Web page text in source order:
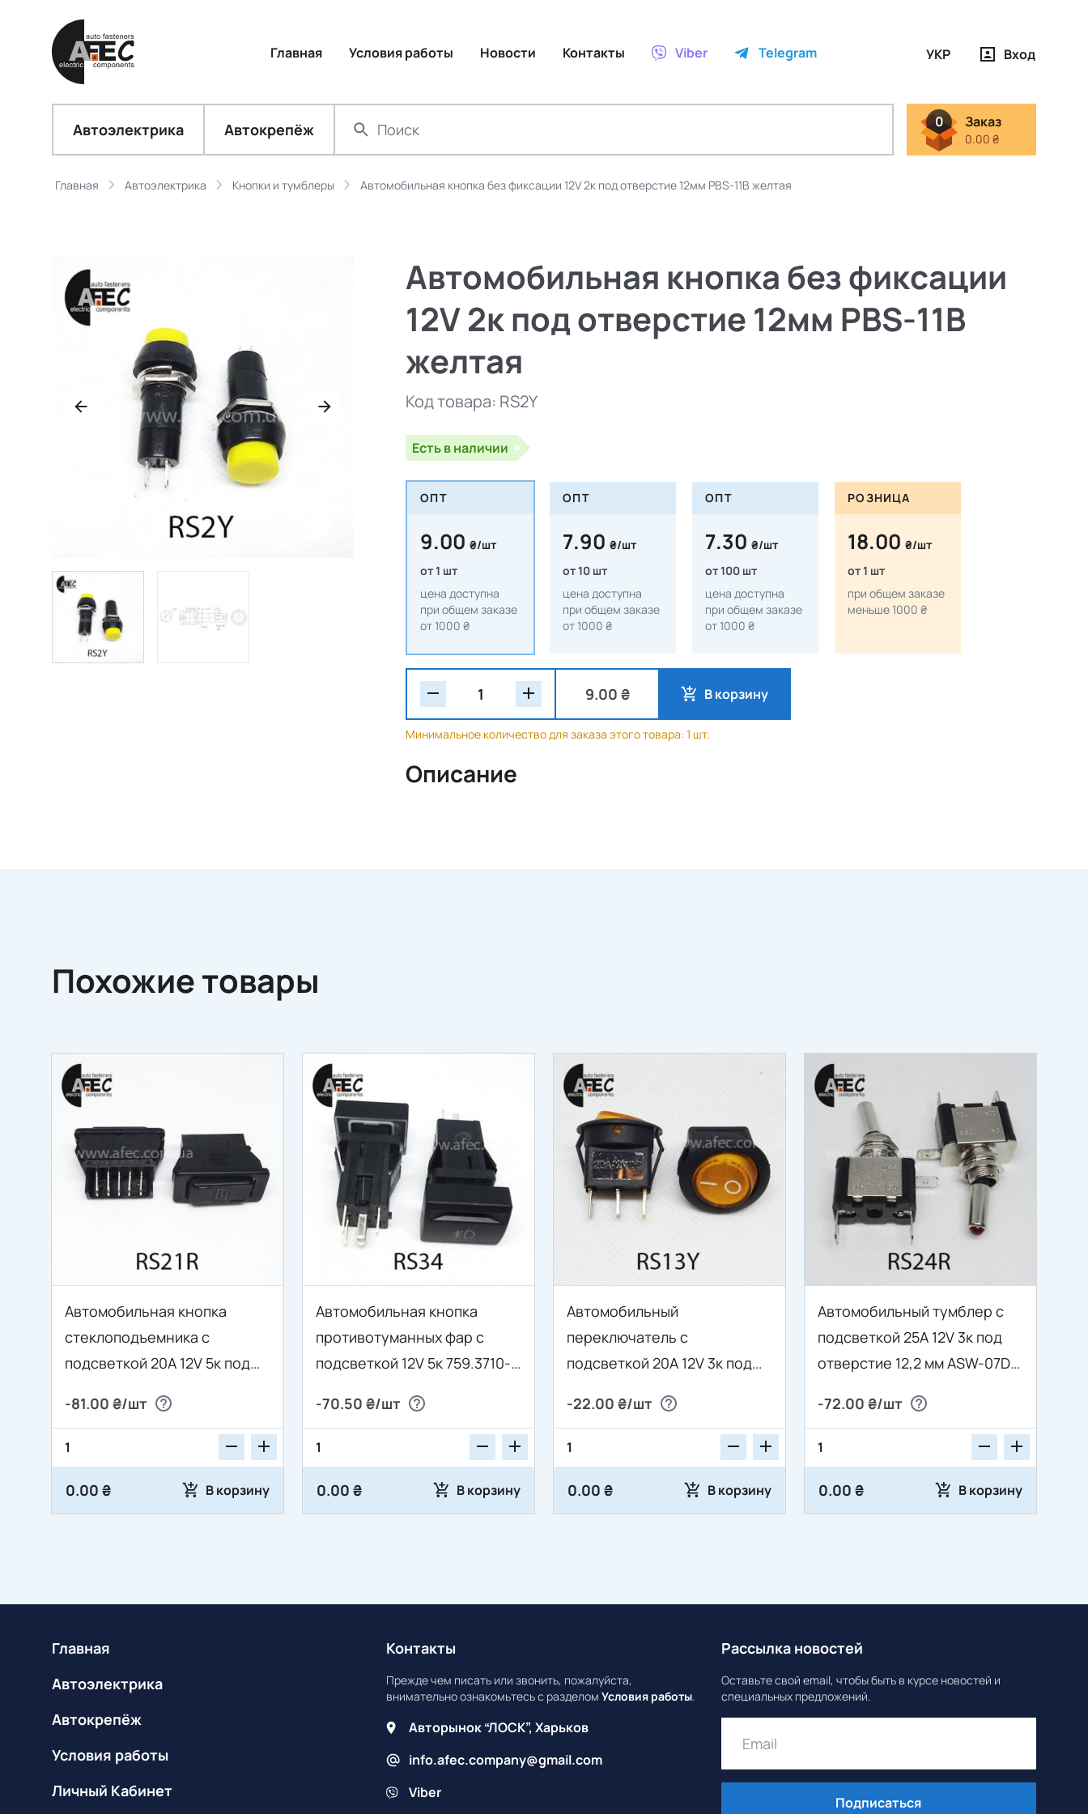
Главная Условия работы Новости Контакты Viber Telegram УКР Вход
Автоэлектрика Автокрепёж 0 Заказ
0.00 ₴
Главная Автоэлектрика Кнопки и тумблеры Автомобильная кнопка без фиксации 12V 2к под отверстие 12мм PBS-11B желтая
Автомобильная кнопка без фиксации
12V 2к под отверстие 12мм PBS-11B
желтая
Код товара: RS2Y
Есть в наличии
ОПТ
9.00₴/шт
от 1 шт
цена доступна
при общем заказе
от 1000 ₴
ОПТ
7.90₴/шт
от 10 шт
цена доступна
при общем заказе
от 1000 ₴
ОПТ
7.30₴/шт
от 100 шт
цена доступна
при общем заказе
от 1000 ₴
РОЗНИЦА
18.00₴/шт
от 1 шт
при общем заказе
меньше 1000 ₴
9.00 ₴ В корзину
Минимальное количество для заказа этого товара: 1 шт.
Описание
Похожие товары
Автомобильная кнопка
стеклоподъемника с
подсветкой 20A 12V 5к под
красная
-81.00 ₴/шт
0.00 ₴ В корзину
Автомобильная кнопка
противотуманных фар с
подсветкой 12V 5к 759.3710-
-70.50 ₴/шт
0.00 ₴ В корзину
Автомобильный
переключатель с
подсветкой 20A 12V 3к под
желтый
-22.00 ₴/шт
0.00 ₴ В корзину
Автомобильный тумблер с
подсветкой 25A 12V 3к под
отверстие 12,2 мм ASW-07D
-72.00 ₴/шт
0.00 ₴ В корзину
Главная
Автоэлектрика
Автокрепёж
Условия работы
Личный Кабинет
Контакты
Прежде чем писать или звонить, пожалуйста,
внимательно ознакомьтесь с разделомУсловия работы.
Авторынок “ЛОСК”, Харьков
info.afec.company@gmail.com
Viber
Рассылка новостей
Оставьте свой email, чтобы быть в курсе новостей и
специальных предложений.
Подписаться